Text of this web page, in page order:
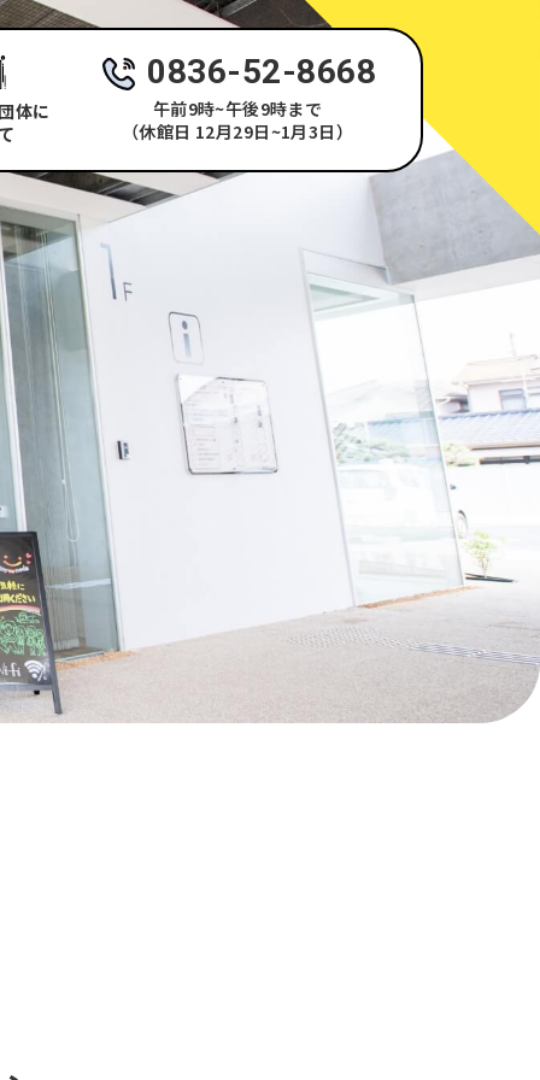
体に
0836-52-8668
午前9時~午後9時まで
（休館日 12月29日~1月3日）